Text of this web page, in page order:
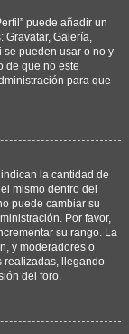
puede añadir un
Galería,
se pueden usar o no y
de que no este
para que
la cantidad de
mismo dentro del
puede cambiar su
Por favor,
su rango. La
y moderadores o
realizadas, llegando
del foro.